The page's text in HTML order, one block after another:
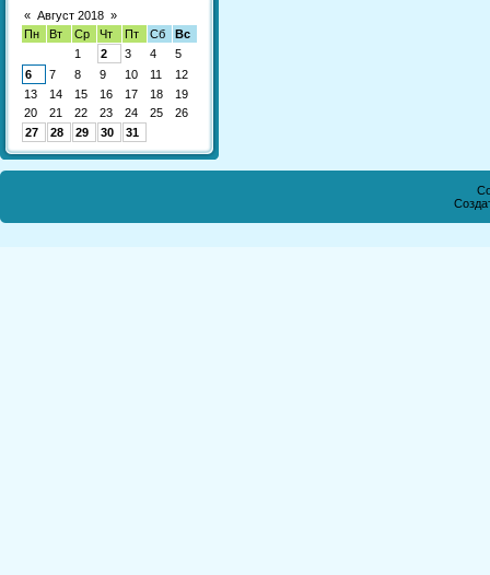
« Август 2018 »
Пн
Вт Ср Чт Пт Сб
Вс
1
2 3 4
5
6
7 8 9 10 11
12
13
14 15 16 17 18
19
20
21 22 23 24 25
26
27
28 29 30 31